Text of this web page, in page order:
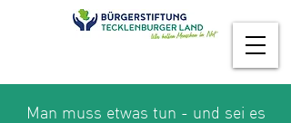
Man muss etwas tun - und sei es